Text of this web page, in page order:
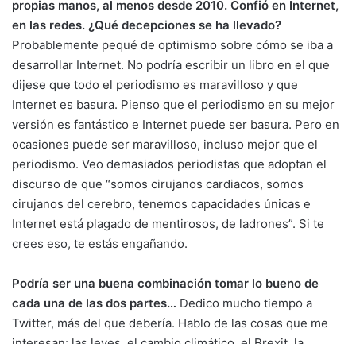
propias manos, al menos desde 2010. Confió en Internet,
en las redes. ¿Qué decepciones se ha llevado?
Probablemente pequé de optimismo sobre cómo se iba a
desarrollar Internet. No podría escribir un libro en el que
dijese que todo el periodismo es maravilloso y que
Internet es basura. Pienso que el periodismo en su mejor
versión es fantástico e Internet puede ser basura. Pero en
ocasiones puede ser maravilloso, incluso mejor que el
periodismo. Veo demasiados periodistas que adoptan el
discurso de que “somos cirujanos cardiacos, somos
cirujanos del cerebro, tenemos capacidades únicas e
Internet está plagado de mentirosos, de ladrones”. Si te
crees eso, te estás engañando.
Podría ser una buena combinación tomar lo bueno de
cada una de las dos partes… Dedico mucho tiempo a
Twitter, más del que debería. Hablo de las cosas que me